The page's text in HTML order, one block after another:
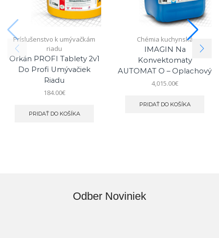
Príslušenstvo k umývačkám
riadu
Orkán PROFI Tablety 2v1
Do Profi Umývačiek
Riadu
184.00€
PRIDAŤ DO KOŠÍKA
Chémia kuchynská
IMAGIN Na
Konvektomaty
AUTOMAT O – Oplachový
4,015.00€
PRIDAŤ DO KOŠÍKA
Odber Noviniek